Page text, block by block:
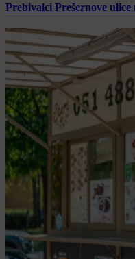
Prebivalci Prešernove